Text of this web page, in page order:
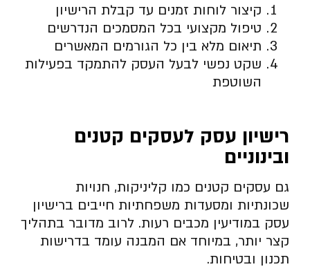
קיצור לוחות זמנים עד קבלת הרישיון
טיפול מקצועי בכל המסמכים הנדרשים
תיאום מלא בין כל הגורמים המאשרים
שקט נפשי לבעל העסק להתמקד בפעילות
השוטפת
רישיון עסק לעסקים קטנים
ובינוניים
גם עסקים קטנים כמו קליניקות, חנויות
שכונתיות ומסעדות משפחתיות חייבים ברישיון
עסק במודיעין מכבים רעות. לרוב מדובר בתהליך
קצר יותר, במיוחד אם המבנה עומד בדרישות
תכנון ובטיחות.